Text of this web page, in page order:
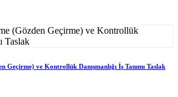
Geçirme) ve Kontrollük Danışmanlığı İş Tanımı Taslak